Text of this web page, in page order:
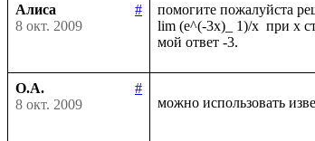
Алиса
#
8 окт. 2009
помогите пожалуйста
lim (e^(-3x)_ 1)/x  при х
О.А.
#
8 окт. 2009
можно использовать